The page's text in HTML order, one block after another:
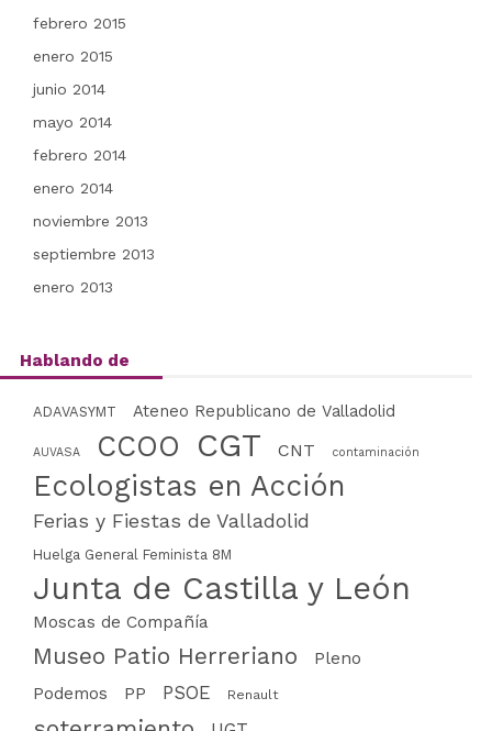
febrero 2015
enero 2015
junio 2014
mayo 2014
febrero 2014
enero 2014
noviembre 2013
septiembre 2013
enero 2013
Hablando de
ADAVASYMT Ateneo Republicano de Valladolid
AUVASA CCOO CGT CNT contaminación
Ecologistas en Acción
Ferias y Fiestas de Valladolid
Huelga General Feminista 8M
Junta de Castilla y León
Moscas de Compañía
Museo Patio Herreriano
Pleno
Podemos
PP PSOE Renault